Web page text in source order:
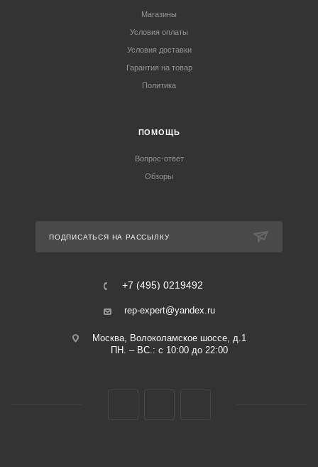
Магазины
Условия оплаты
Условия доставки
Гарантия на товар
Политика
ПОМОЩЬ
Вопрос-ответ
Обзоры
ПОДПИСАТЬСЯ НА РАССЫЛКУ
+7 (495) 0219492
rep-expert@yandex.ru
Москва, Волоколамское шоссе, д.1
ПН. – ВС.: с 10:00 до 22:00